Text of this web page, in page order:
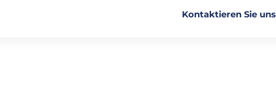
Kontaktieren Sie uns